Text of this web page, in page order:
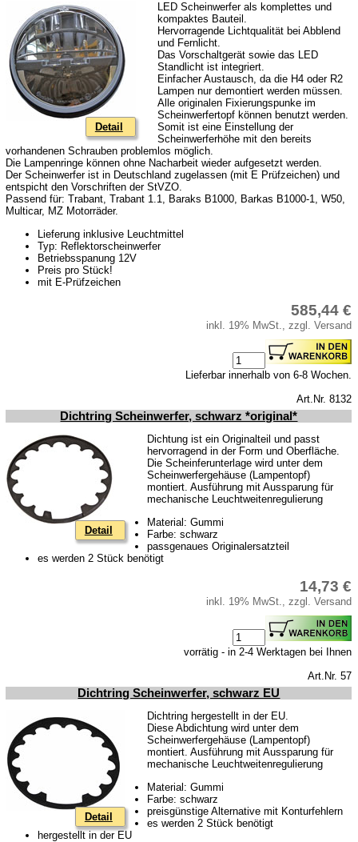
Pflegeprodukte
Wälzlager
Öle
Sonderposten
AGB
Datenschutz
Batterierücknahme
Versandkosten
Webtipps
Detail
LED Scheinwerfer als komplettes und
kompaktes Bauteil.
Hervorragende Lichtqualität bei Abblend
und Fernlicht.
Das Vorschaltgerät sowie das LED
Standlicht ist integriert.
Einfacher Austausch, da die H4 oder R2
Lampen nur demontiert werden müssen.
Alle originalen Fixierungspunke im
Scheinwerfertopf können benutzt werden.
Somit ist eine Einstellung der
Scheinwerferhöhe mit den bereits
vorhandenen Schrauben problemlos möglich.
Die Lampenringe können ohne Nacharbeit wieder aufgesetzt werden.
Der Scheinwerfer ist in Deutschland zugelassen (mit E Prüfzeichen) und
entspicht den Vorschriften der StVZO.
Passend für: Trabant, Trabant 1.1, Baraks B1000, Barkas B1000-1, W50,
Multicar, MZ Motorräder.
Lieferung inklusive Leuchtmittel
Typ: Reflektorscheinwerfer
Betriebsspanung 12V
Preis pro Stück!
mit E-Prüfzeichen
585,44 €
inkl. 19% MwSt., zzgl. Versand
Lieferbar innerhalb von 6-8 Wochen.
Art.Nr. 8132
Dichtring Scheinwerfer, schwarz *original*
Detail
Dichtung ist ein Originalteil und passt
hervorragend in der Form und Oberfläche.
Die Scheinferunterlage wird unter dem
Scheinwerfergehäuse (Lampentopf)
montiert. Ausführung mit Aussparung für
mechanische Leuchtweitenregulierung
Material: Gummi
Farbe: schwarz
passgenaues Originalersatzteil
es werden 2 Stück benötigt
14,73 €
inkl. 19% MwSt., zzgl. Versand
vorrätig - in 2-4 Werktagen bei Ihnen
Art.Nr. 57
Dichtring Scheinwerfer, schwarz EU
Detail
Dichtring hergestellt in der EU.
Diese Abdichtung wird unter dem
Scheinwerfergehäuse (Lampentopf)
montiert. Ausführung mit Aussparung für
mechanische Leuchtweitenregulierung
Material: Gummi
Farbe: schwarz
preisgünstige Alternative mit Konturfehlern
es werden 2 Stück benötigt
hergestellt in der EU